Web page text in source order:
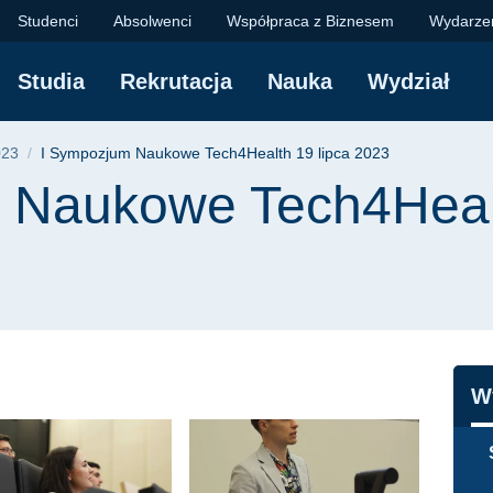
Tech4Health 19
Studenci Absolwenci Współpraca z Biznesem
Studia Rekrutacja Nauka Wydział
I Sympozjum Naukowe Tech4Health 19 lipca 2023